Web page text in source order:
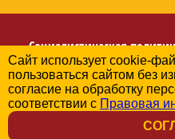
Социалистическая
Региональное
©
Политика в отношении
Сайт использует cookie-
пользоваться сайтом без
согласие на обработку
соответствии с Правовая